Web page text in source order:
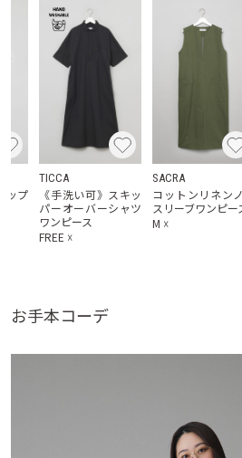
ップ
TICCA
《手洗い可》スキッ
パーオーバーシャツ
ワンピース
FREE ☓
SACRA
コットンリネン
スリーブワンピー
M ☓
お手本コーデ